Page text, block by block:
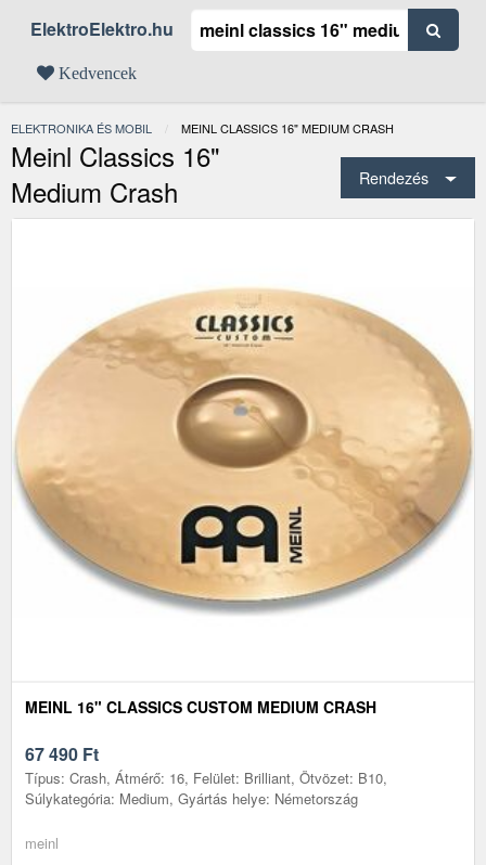
ElektroElektro.hu
Kedvencek
ELEKTRONIKA ÉS MOBIL JELENLEGI:
MEINL CLASSICS 16" MEDIUM CRASH
Meinl Classics 16"
Medium Crash
Rendezés
MEINL 16" CLASSICS CUSTOM MEDIUM CRASH
67 490 Ft
Típus: Crash, Átmérő: 16, Felület: Brilliant, Ötvözet: B10,
Súlykategória: Medium, Gyártás helye: Németország
meinl